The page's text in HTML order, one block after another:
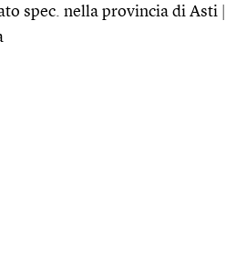
spec. nella provincia di Asti